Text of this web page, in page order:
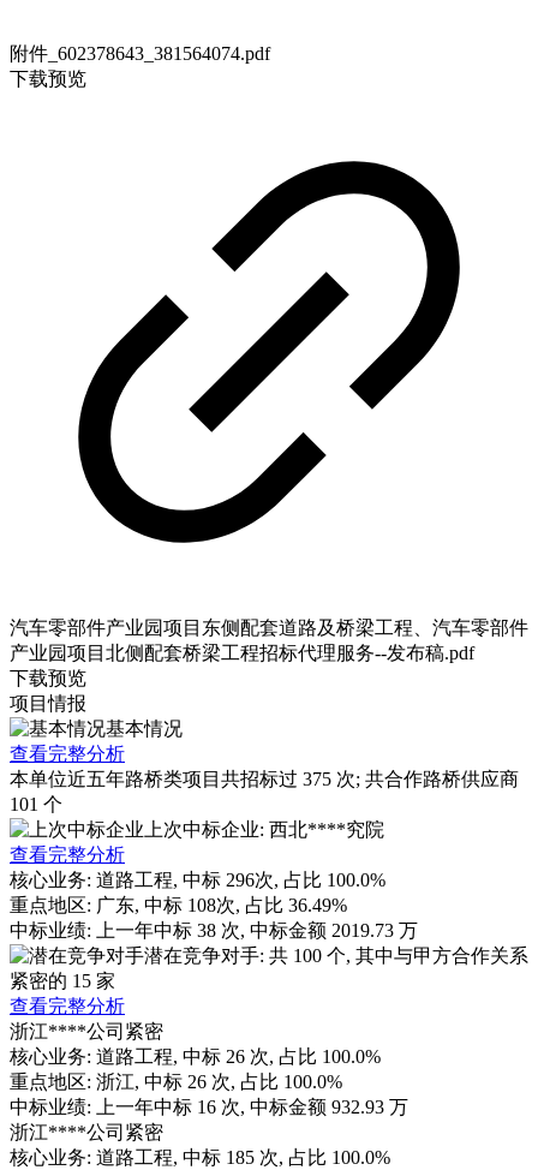
附件_602378643_381564074.pdf
下载预览
汽车零部件产业园项目东侧配套道路及桥梁工程、汽车零部件
产业园项目北侧配套桥梁工程招标代理服务--发布稿.pdf
下载预览
项目情报
基本情况
查看完整分析
本单位近五年路桥类项目共招标过 375 次; 共合作路桥供应商
101 个
上次中标企业: 西北****究院
查看完整分析
核心业务: 道路工程, 中标 296次, 占比 100.0%
重点地区: 广东, 中标 108次, 占比 36.49%
中标业绩:
上一年中标 38 次, 中标金额 2019.73 万
潜在竞争对手: 共 100 个, 其中与甲方合作关系
紧密的 15 家
查看完整分析
浙江****公司 紧密
核心业务: 道路工程, 中标 26 次, 占比 100.0%
重点地区: 浙江, 中标 26 次, 占比 100.0%
中标业绩:
上一年中标 16 次, 中标金额 932.93 万
浙江****公司 紧密
核心业务: 道路工程, 中标 185 次, 占比 100.0%